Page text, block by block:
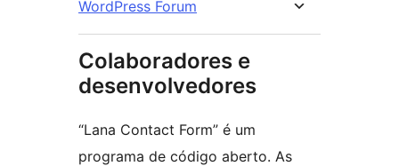
WordPress Forum
Colaboradores e
desenvolvedores
“Lana Contact Form” é um
programa de código aberto. As